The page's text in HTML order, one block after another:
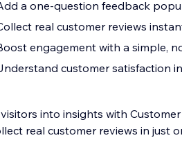
real customer reviews
engagement with a simple,
customer satisfaction
into insights with
real customer reviews in just